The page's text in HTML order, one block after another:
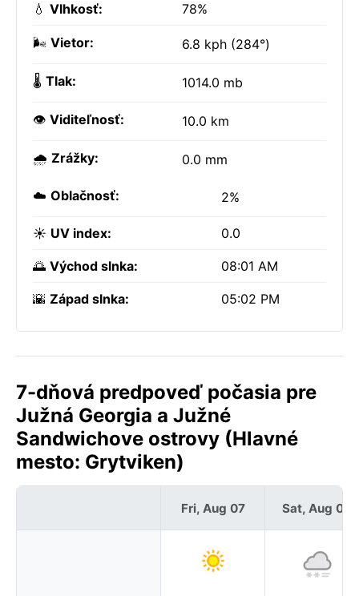
💧 Vlhkosť: 78%
🌬️ Vietor: 6.8 kph (284°)
🌡️ Tlak: 1014.0 mb
👁️ Viditeľnosť: 10.0 km
🌧️ Zrážky: 0.0 mm
☁️ Oblačnosť: 2%
☀️ UV index: 0.0
🌅 Východ slnka: 08:01 AM
🌇 Západ slnka: 05:02 PM
7-dňová predpoveď počasia pre
Južná Georgia a Južné
Sandwichove ostrovy (Hlavné
mesto: Grytviken)
Fri, Aug 07 Sat, Aug 08